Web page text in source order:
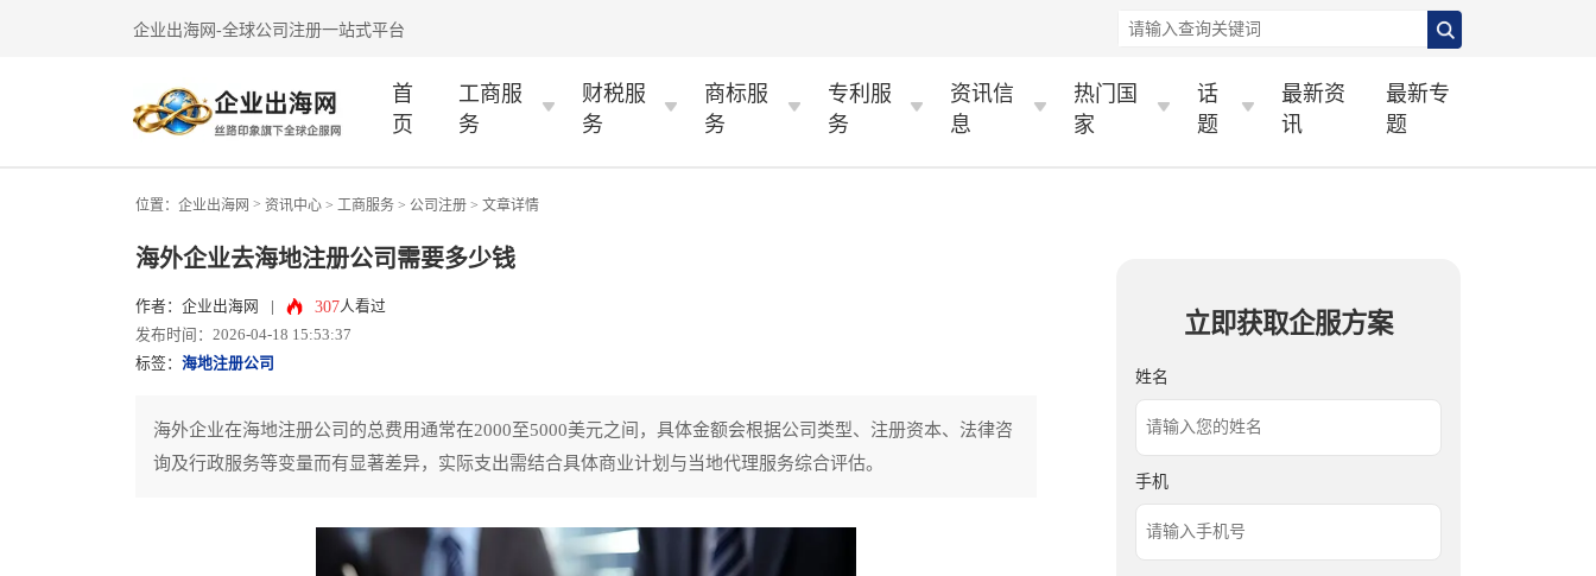
企业出海网-全球公司注册一站式平台
首
页
工商服
务
财税服
务
商标服
务
专利服
务
资讯信
息
热门国
家
话
题
最新资
讯
最新专
题
位置： 企业出海网 > 资讯中心 > 工商服务 > 公司注册 > 文章详情
海外企业去海地注册公司需要多少钱
作者：企业出海网 307人看过
发布时间：2026-04-18 15:53:37
标签： 海地注册公司
海外企业在海地注册公司的总费用通常在2000至5000美元之间，具体金额会根据公司类型、注册资本、法律咨
询及行政服务等变量而有显著差异，实际支出需结合具体商业计划与当地代理服务综合评估。
立即获取企服方案
姓名
手机